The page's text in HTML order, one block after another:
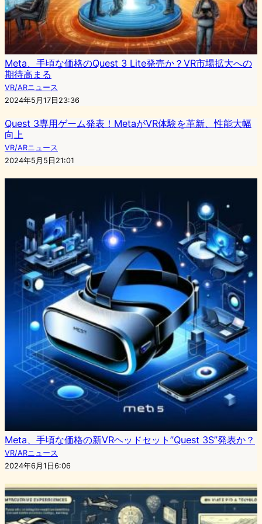
Meta、手頃な価格のQuest 3 Lite発売か？VR市場拡大への
期待高まる
VR/ARニュース
2024年5月17日23:36
Quest 3専用ゲーム発表！MetaがVR体験を革新、性能大幅
向上
VR/ARニュース
2024年5月5日21:01
Meta、手頃な価格の新VRヘッドセット”Quest 3S”発表か？
VR/ARニュース
2024年6月1日6:06